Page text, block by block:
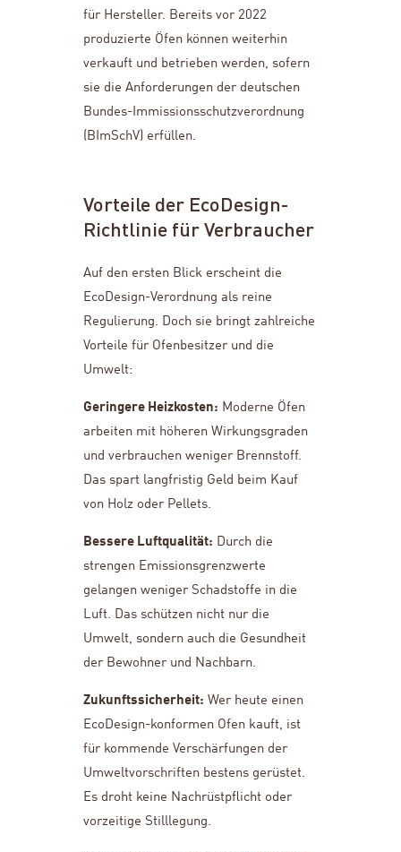
für Hersteller. Bereits vor 2022
produzierte Öfen können weiterhin
verkauft und betrieben werden, sofern
sie die Anforderungen der deutschen
Bundes-Immissionsschutzverordnung
(BImSchV) erfüllen.
Vorteile der EcoDesign-
Richtlinie für Verbraucher
Auf den ersten Blick erscheint die
EcoDesign-Verordnung als reine
Regulierung. Doch sie bringt zahlreiche
Vorteile für Ofenbesitzer und die
Umwelt:
Geringere Heizkosten: Moderne Öfen
arbeiten mit höheren Wirkungsgraden
und verbrauchen weniger Brennstoff.
Das spart langfristig Geld beim Kauf
von Holz oder Pellets.
Bessere Luftqualität: Durch die
strengen Emissionsgrenzwerte
gelangen weniger Schadstoffe in die
Luft. Das schützen nicht nur die
Umwelt, sondern auch die Gesundheit
der Bewohner und Nachbarn.
Zukunftssicherheit: Wer heute einen
EcoDesign-konformen Ofen kauft, ist
für kommende Verschärfungen der
Umweltvorschriften bestens gerüstet.
Es droht keine Nachrüstpflicht oder
vorzeitige Stilllegung.